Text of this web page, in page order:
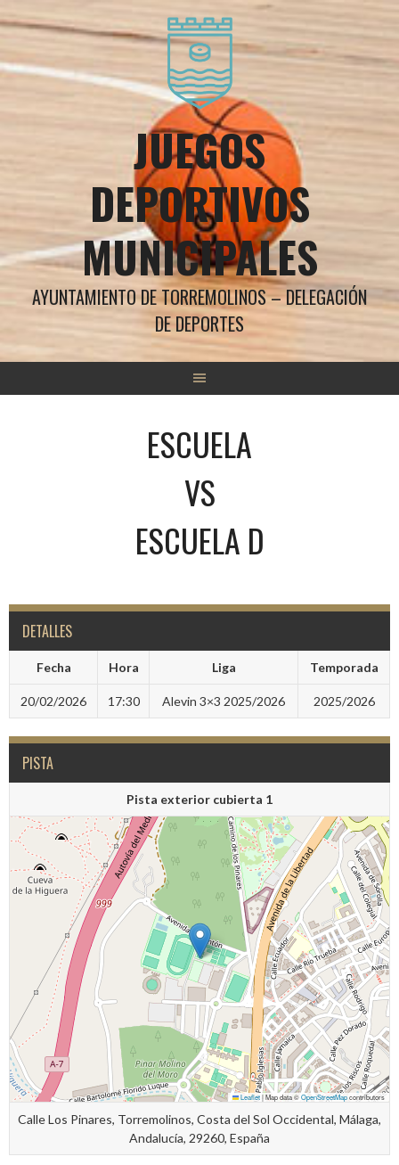
al
JUEGOS
DEPORTIVOS
MUNICIPALES
AYUNTAMIENTO DE TORREMOLINOS – DELEGACIÓN
DE DEPORTES
ESCUELA
VS
ESCUELA D
DETALLES
Fecha Hora Liga Temporada
20/02/2026 17:30 Alevin 3×3 2025/2026 2025/2026
PISTA
Pista exterior cubierta 1
Leaflet|Map data ©OpenStreetMapcontributors
Calle Los Pinares, Torremolinos, Costa del Sol Occidental, Málaga,
Andalucía, 29260, España